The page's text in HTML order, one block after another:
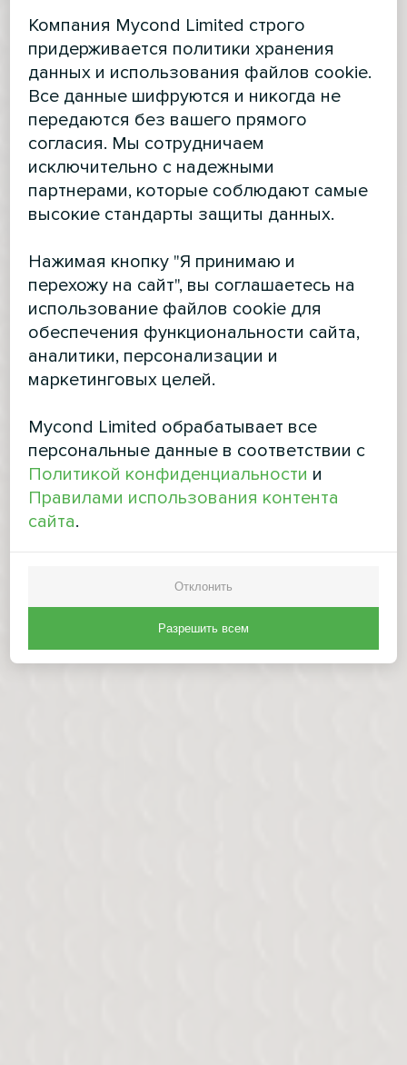
Компания Mycond Limited строго
придерживается политики хранения
данных и использования файлов cookie.
Все данные шифруются и никогда не
передаются без вашего прямого
согласия. Мы сотрудничаем
исключительно с надежными
партнерами, которые соблюдают самые
высокие стандарты защиты данных.
Нажимая кнопку "Я принимаю и
перехожу на сайт", вы соглашаетесь на
использование файлов cookie для
обеспечения функциональности сайта,
аналитики, персонализации и
маркетинговых целей.
Mycond Limited обрабатывает все
персональные данные в соответствии с
Политикой конфиденциальности и
Правилами использования контента
сайта.
Отклонить
Разрешить всем